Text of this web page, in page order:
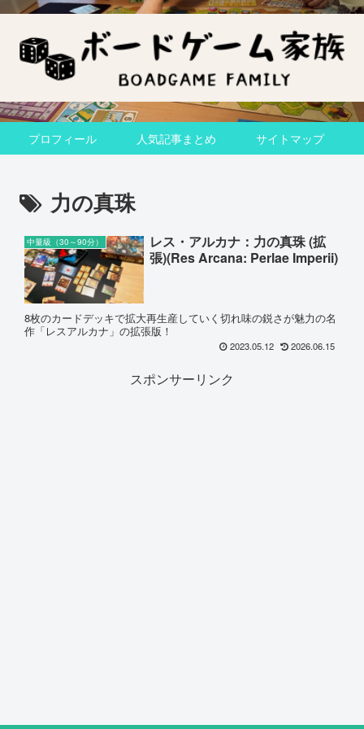
プロフィール 人気記事まとめ サイトマップ
力の真珠
中量級（30～90分）
レス・アルカナ：力の真珠 (拡
張)(Res Arcana: Perlae Imperii)
8枚のカードデッキで拡大再生産していく切れ味の鋭さが魅力の名
作「レスアルカナ」の拡張版！
2023.05.12 2026.06.15
スポンサーリンク